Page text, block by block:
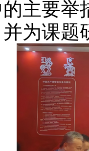
主要
为课题